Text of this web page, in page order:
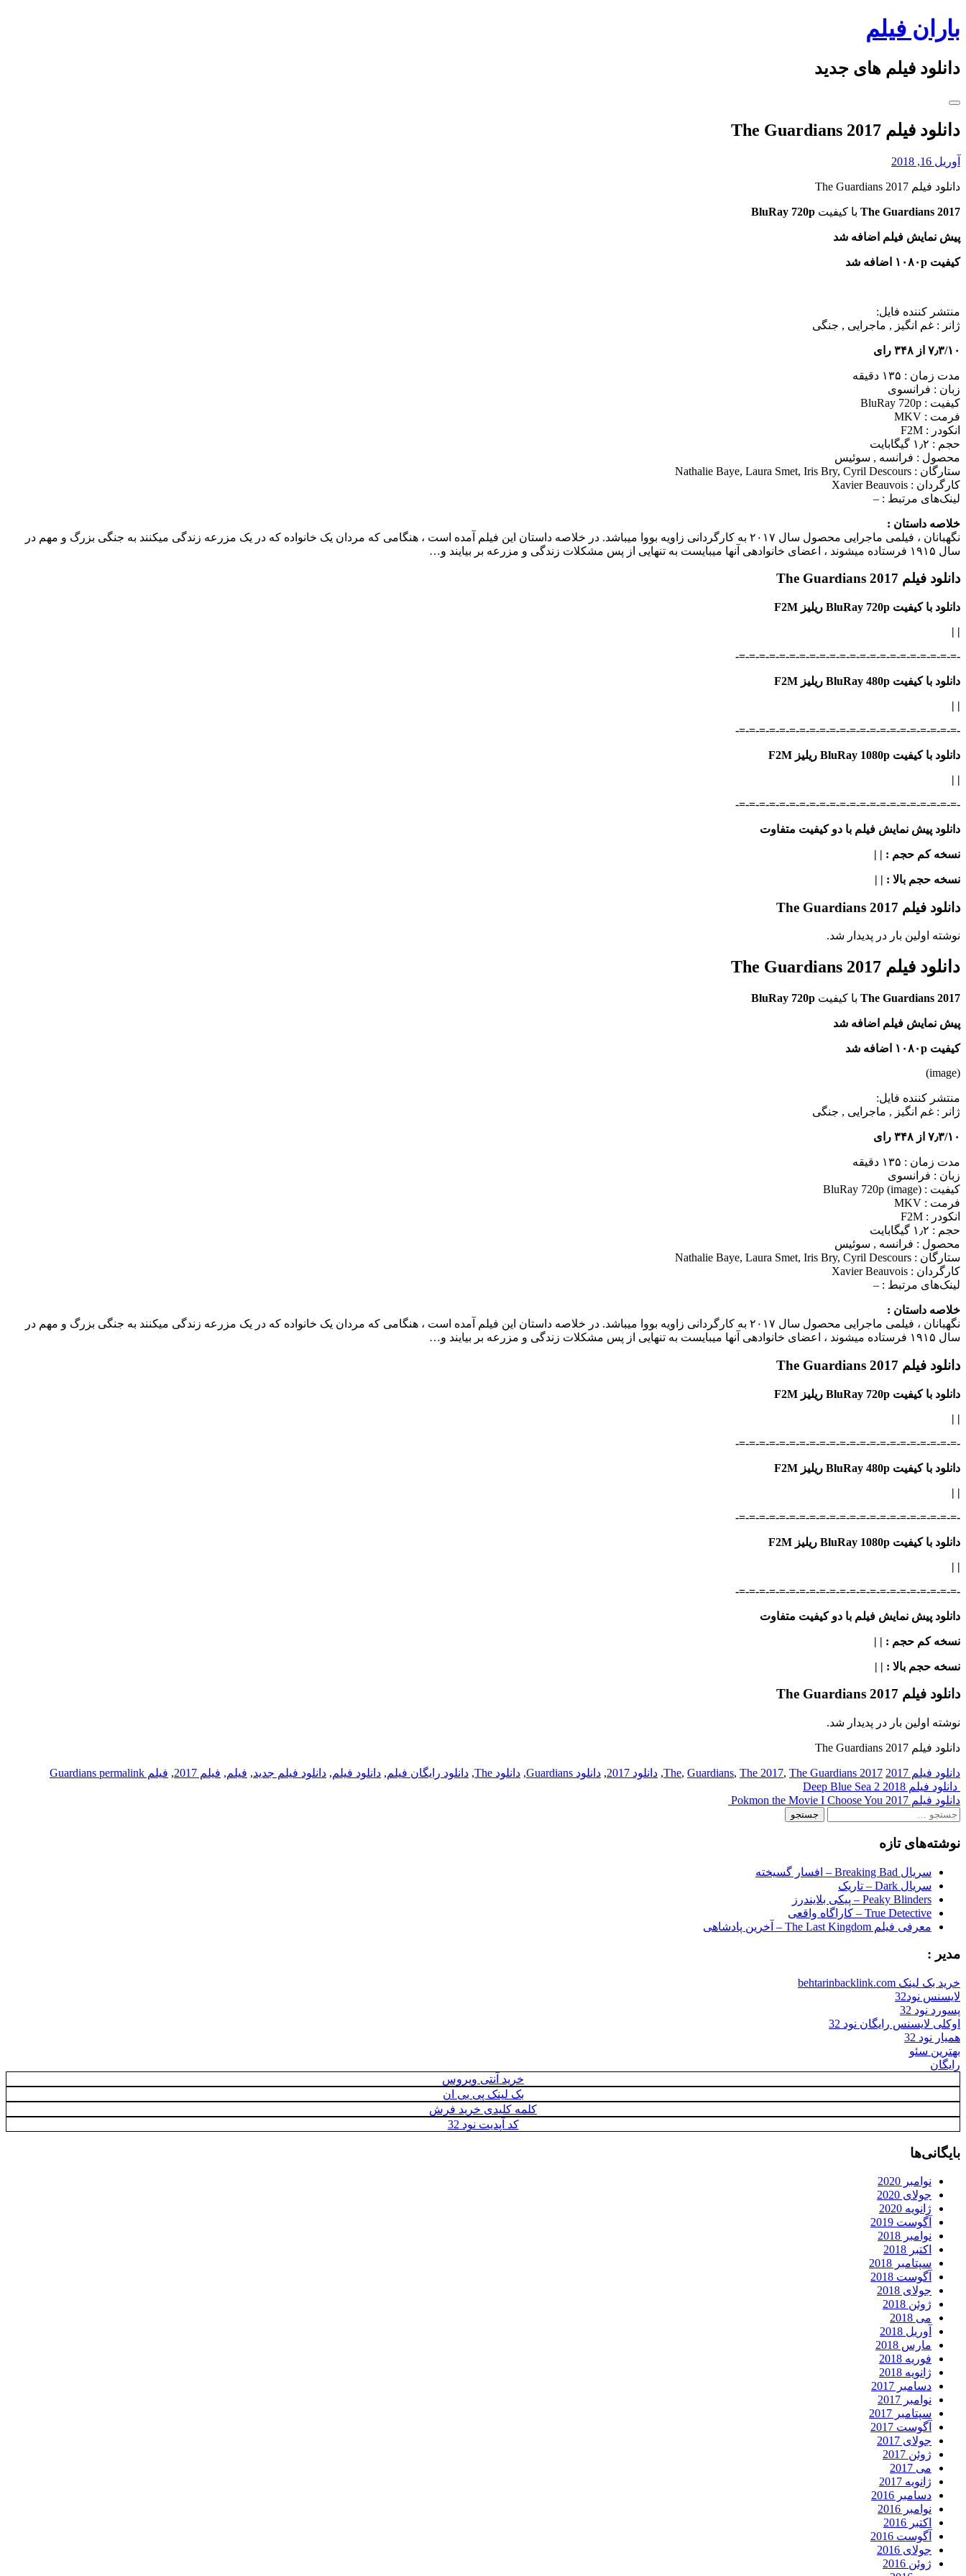
Skip
to
content
باران فیلم
دانلود فیلم های جدید
دانلود فیلم The Guardians 2017
آوریل 16, 2018
دانلود فیلم The Guardians 2017
The Guardians 2017 با کیفیت BluRay 720p
پیش نمایش فیلم اضافه شد
کیفیت ۱۰۸۰p اضافه شد
منتشر کننده فایل:
ژانر : غم انگیز , ماجرایی , جنگی
۷٫۳/۱۰ از ۳۴۸ رای
مدت زمان : ۱۳۵ دقیقه
زبان : فرانسوی
کیفیت : BluRay 720p
فرمت : MKV
انکودر : F2M
حجم : ۱٫۲ گیگابایت
محصول : فرانسه , سوئیس
ستارگان : Nathalie Baye, Laura Smet, Iris Bry, Cyril Descours
کارگردان : Xavier Beauvois
لینک‌های مرتبط : –
خلاصه داستان :
نگهبانان ، فیلمی ماجرایی محصول سال ۲۰۱۷ به کارگردانی زاویه بووا می‎باشد. در خلاصه داستان این فیلم آمده است ، هنگامی که مردان یک خانواده که در یک مزرعه زندگی می‎کنند به جنگی بزرگ و مهم در
سال ۱۹۱۵ فرستاده می‎شوند ، اعضای خانواده‎ی آنها می‎بایست به تنهایی از پس مشکلات زندگی و مزرعه بر بیایند و…
دانلود فیلم The Guardians 2017
دانلود با کیفیت BluRay 720p ریلیز F2M
|
|
-=-=-=-=-=-=-=-=-=-=-=-=-=-=-=-=-=-=-=-=-=-=-
دانلود با کیفیت BluRay 480p ریلیز F2M
|
|
-=-=-=-=-=-=-=-=-=-=-=-=-=-=-=-=-=-=-=-=-=-=-
دانلود با کیفیت BluRay 1080p ریلیز F2M
|
|
-=-=-=-=-=-=-=-=-=-=-=-=-=-=-=-=-=-=-=-=-=-=-
دانلود پیش نمایش فیلم با دو کیفیت متفاوت
نسخه کم حجم : | |
نسخه حجم بالا : | |
دانلود فیلم The Guardians 2017
نوشته اولین بار در پدیدار شد.
دانلود فیلم The Guardians 2017
The Guardians 2017 با کیفیت BluRay 720p
پیش نمایش فیلم اضافه شد
کیفیت ۱۰۸۰p اضافه شد
(image)
منتشر کننده فایل:
ژانر : غم انگیز , ماجرایی , جنگی
۷٫۳/۱۰ از ۳۴۸ رای
مدت زمان : ۱۳۵ دقیقه
زبان : فرانسوی
کیفیت : BluRay 720p (image)
فرمت : MKV
انکودر : F2M
حجم : ۱٫۲ گیگابایت
محصول : فرانسه , سوئیس
ستارگان : Nathalie Baye, Laura Smet, Iris Bry, Cyril Descours
کارگردان : Xavier Beauvois
لینک‌های مرتبط : –
خلاصه داستان :
نگهبانان ، فیلمی ماجرایی محصول سال ۲۰۱۷ به کارگردانی زاویه بووا می‎باشد. در خلاصه داستان این فیلم آمده است ، هنگامی که مردان یک خانواده که در یک مزرعه زندگی می‎کنند به جنگی بزرگ و مهم در
سال ۱۹۱۵ فرستاده می‎شوند ، اعضای خانواده‎ی آنها می‎بایست به تنهایی از پس مشکلات زندگی و مزرعه بر بیایند و…
دانلود فیلم The Guardians 2017
دانلود با کیفیت BluRay 720p ریلیز F2M
|
|
-=-=-=-=-=-=-=-=-=-=-=-=-=-=-=-=-=-=-=-=-=-=-
دانلود با کیفیت BluRay 480p ریلیز F2M
|
|
-=-=-=-=-=-=-=-=-=-=-=-=-=-=-=-=-=-=-=-=-=-=-
دانلود با کیفیت BluRay 1080p ریلیز F2M
|
|
-=-=-=-=-=-=-=-=-=-=-=-=-=-=-=-=-=-=-=-=-=-=-
دانلود پیش نمایش فیلم با دو کیفیت متفاوت
نسخه کم حجم : | |
نسخه حجم بالا : | |
دانلود فیلم The Guardians 2017
نوشته اولین بار در پدیدار شد.
دانلود فیلم The Guardians 2017
دانلود فیلم 2017 2017 The
, Guardians, The 2017, The Guardians
, دانلود 2017 , دانلود Guardians , دانلود The , دانلود رایگان فیلم, دانلود فیلم, دانلود فیلم جدید, فیلم, فیلم 2017 , فیلم Guardians permalink
Post
navigation
دانلود فیلم Deep Blue Sea 2 2018
دانلود فیلم Pokmon the Movie I Choose You 2017
جستجو
نوشته‌های تازه
سریال Breaking Bad – افسار گسیخته
سریال Dark – تاریک
Peaky Blinders – پیکی بلایندرز
True Detective – کاراگاه واقعی
معرفی فیلم The Last Kingdom – آخرین پادشاهی
مدیر :
خرید بک لینک behtarinbacklink.com
لایسنس نود32
پسورد نود 32
اوکلی لایسنس رایگان نود 32
همیار نود 32
بهترین سئو
رایگان
خرید آنتی ویروس
بک لینک پی بی ان
کلمه کلیدی خرید فرش
کد آپدیت نود 32
بایگانی‌ها
نوامبر 2020
جولای 2020
ژانویه 2020
آگوست 2019
نوامبر 2018
اکتبر 2018
سپتامبر 2018
آگوست 2018
جولای 2018
ژوئن 2018
می 2018
آوریل 2018
مارس 2018
فوریه 2018
ژانویه 2018
دسامبر 2017
نوامبر 2017
سپتامبر 2017
آگوست 2017
جولای 2017
ژوئن 2017
می 2017
ژانویه 2017
دسامبر 2016
نوامبر 2016
اکتبر 2016
آگوست 2016
جولای 2016
ژوئن 2016